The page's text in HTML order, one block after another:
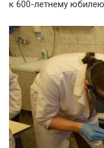
к 600-летнему